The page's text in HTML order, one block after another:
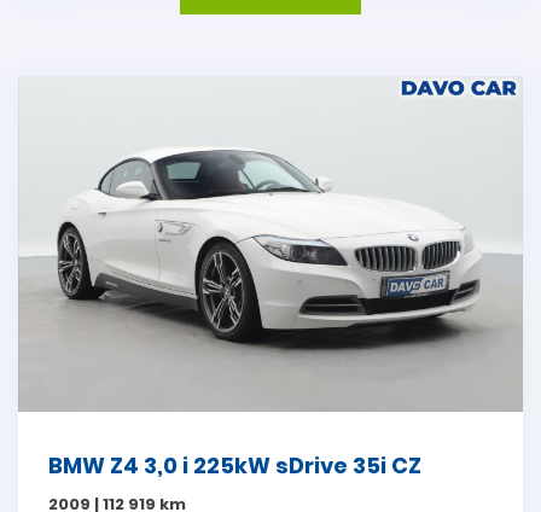
BMW Z4 3,0 i 225kW sDrive 35i CZ
2009 | 112 919 km